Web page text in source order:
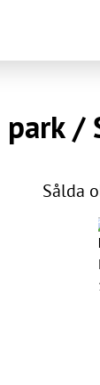
/
Sålda